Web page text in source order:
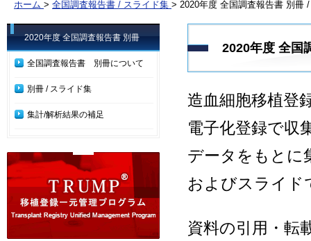
ホーム > 全国調査報告書 / スライド集 > 2020年度 全国調査報告書 別冊
2020年度 全国調査報告書 別冊
全国調査報告書 別冊について
別冊 / スライド集
集計/解析結果の補足
2020年度 全国
造血細胞移植登
電子化登録で収
データをもとに
およびスライド
資料の引用・転